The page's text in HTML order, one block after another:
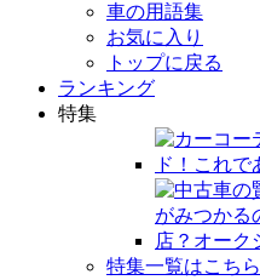
車の用語集
お気に入り
トップに戻る
ランキング
特集
特集一覧はこちら